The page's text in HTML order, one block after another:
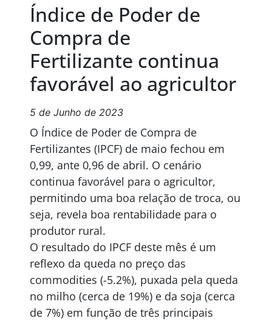
Índice de Poder de
Compra de
Fertilizante continua
favorável ao agricultor
5 de Junho de 2023
O Índice de Poder de Compra de
Fertilizantes (IPCF) de maio fechou em
0,99, ante 0,96 de abril. O cenário
continua favorável para o agricultor,
permitindo uma boa relação de troca, ou
seja, revela boa rentabilidade para o
produtor rural.
O resultado do IPCF deste mês é um
reflexo da queda no preço das
commodities (-5.2%), puxada pela queda
no milho (cerca de 19%) e da soja (cerca
de 7%) em função de três principais